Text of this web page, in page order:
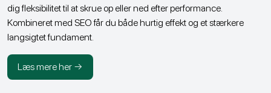
dig fleksibilitet til at skrue op eller ned efter performance.
Kombineret med SEO får du både hurtig effekt og et stærkere
langsigtet fundament.
Læs mere her →